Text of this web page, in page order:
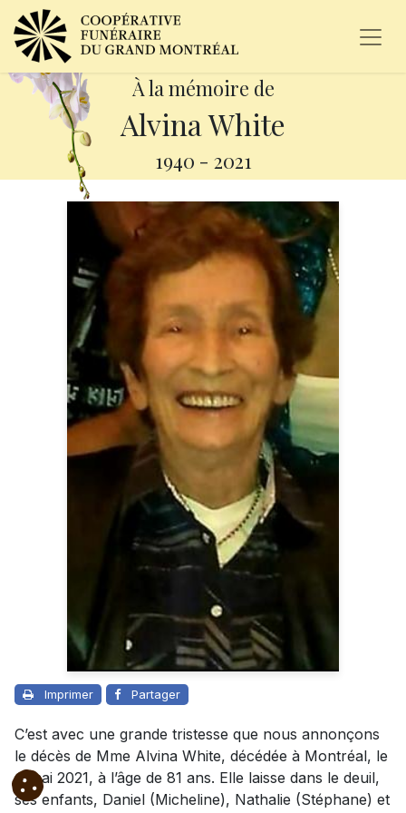
À la mémoire de
Alvina White
1940 - 2021
Imprimer Partager
C’est avec une grande tristesse que nous annonçons
le décès de Mme Alvina White, décédée à Montréal, le
4 mai 2021, à l’âge de 81 ans. Elle laisse dans le deuil,
ses enfants, Daniel (Micheline), Nathalie (Stéphane) et